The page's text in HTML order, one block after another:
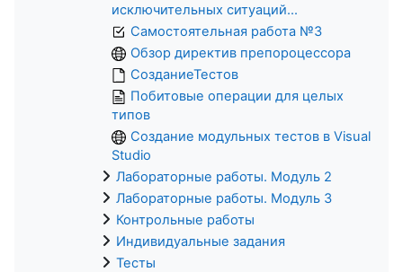
исключительных ситуаций...
Самостоятельная работа №3
Обзор директив препороцессора
СозданиеТестов
Побитовые операции для целых
типов
Создание модульных тестов в Visual
Studio
Лабораторные работы. Модуль 2
Лабораторные работы. Модуль 3
Контрольные работы
Индивидуальные задания
Тесты